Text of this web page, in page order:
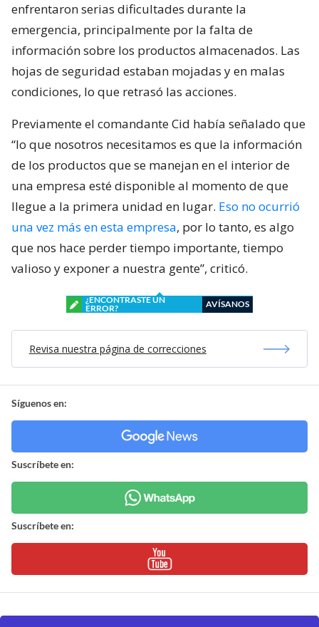
enfrentaron serias dificultades durante la
emergencia, principalmente por la falta de
información sobre los productos almacenados. Las
hojas de seguridad estaban mojadas y en malas
condiciones, lo que retrasó las acciones.
Previamente el comandante Cid había señalado que
“lo que nosotros necesitamos es que la información
de los productos que se manejan en el interior de
una empresa esté disponible al momento de que
llegue a la primera unidad en lugar. Eso no ocurrió
una vez más en esta empresa, por lo tanto, es algo
que nos hace perder tiempo importante, tiempo
valioso y exponer a nuestra gente”, criticó.
¿ENCONTRASTE UN
ERROR?
AVÍSANOS
Revisa nuestra página de correcciones
Síguenos en:
Suscríbete en:
Suscríbete en: